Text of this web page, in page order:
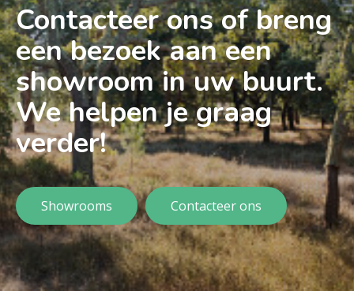
Contacteer ons of breng
een bezoek aan een
showroom in uw buurt.
We helpen je graag
verder!
Showrooms Contacteer ons